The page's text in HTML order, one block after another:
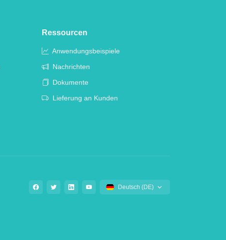
Ressourcen
Anwendungsbeispiele
Nachrichten
Dokumente
Lieferung an Kunden
Deutsch (DE)